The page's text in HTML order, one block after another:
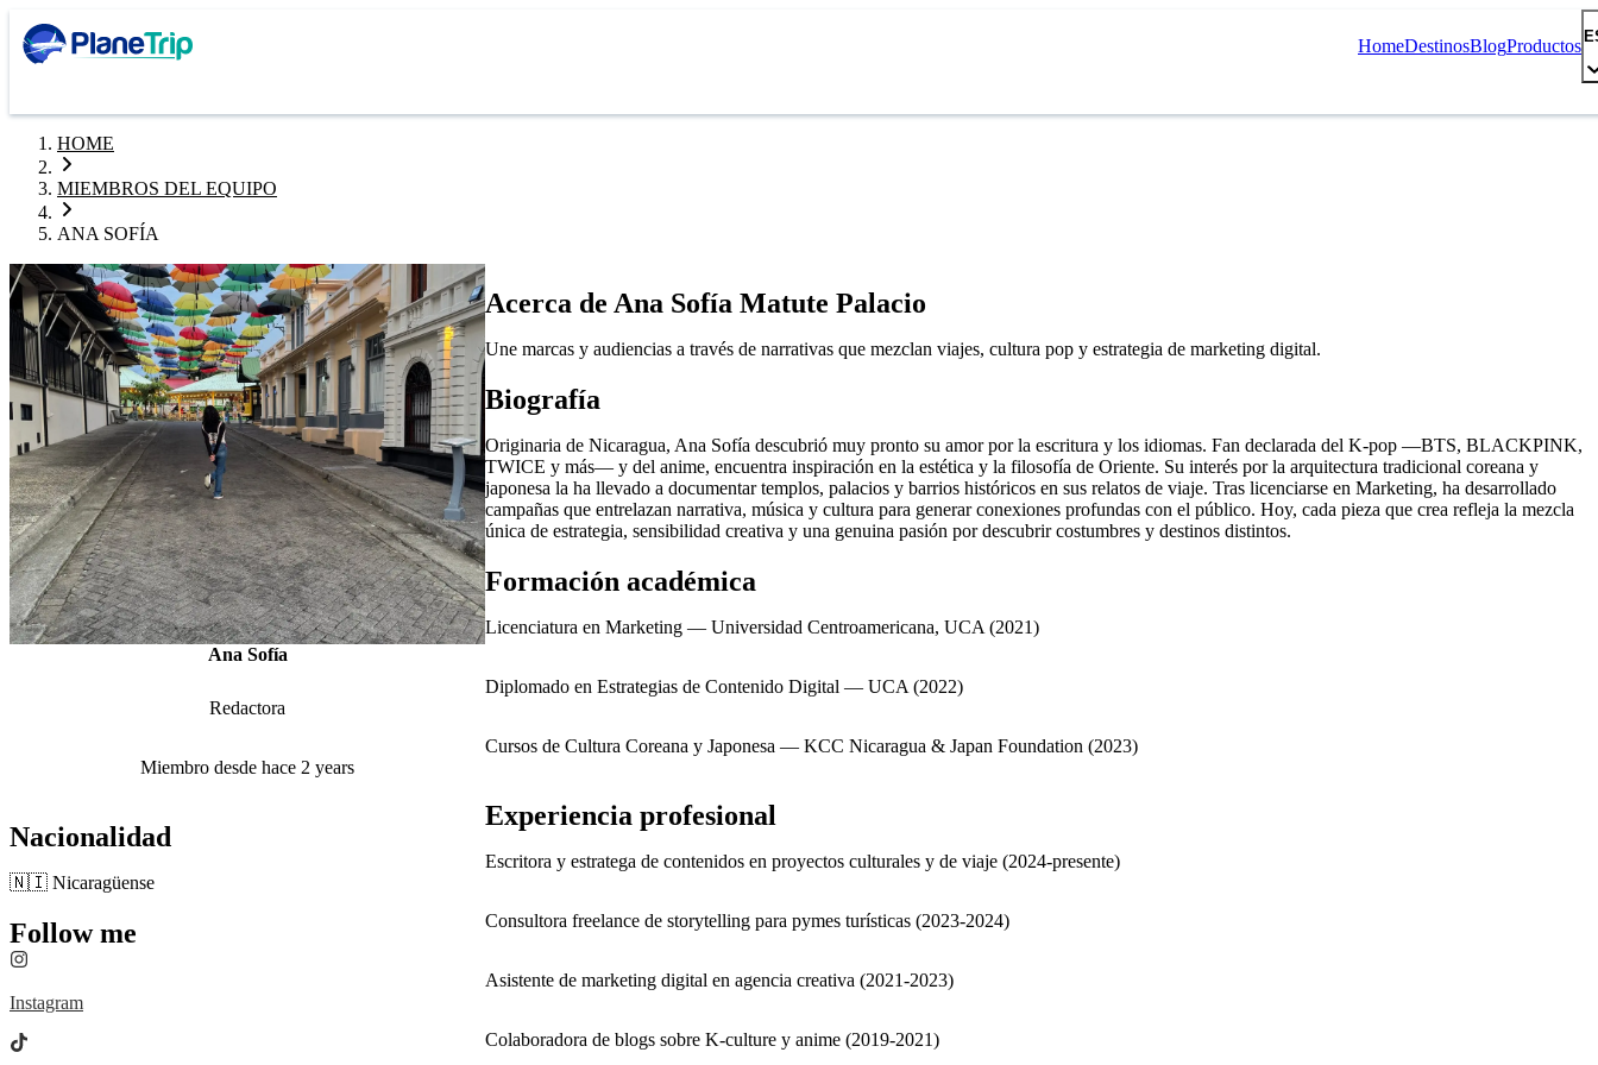
HomeDestinosBlogProductos
HOME
MIEMBROS DEL EQUIPO
ANA SOFÍA
Ana Sofía
Redactora
Miembro desde hace 2 years
Nacionalidad
🇳🇮 Nicaragüense
Follow me
Instagram
Acerca de Ana Sofía Matute Palacio
Une marcas y audiencias a través de narrativas que mezclan viajes, cultura pop y estrategia de marketing digital.
Biografía
Originaria de Nicaragua, Ana Sofía descubrió muy pronto su amor por la escritura y los idiomas. Fan declarada del K-pop —BTS, BLACKPINK,
TWICE y más— y del anime, encuentra inspiración en la estética y la filosofía de Oriente. Su interés por la arquitectura tradicional coreana y
japonesa la ha llevado a documentar templos, palacios y barrios históricos en sus relatos de viaje. Tras licenciarse en Marketing, ha desarrollado
campañas que entrelazan narrativa, música y cultura para generar conexiones profundas con el público. Hoy, cada pieza que crea refleja la mezcla
única de estrategia, sensibilidad creativa y una genuina pasión por descubrir costumbres y destinos distintos.
Formación académica
Licenciatura en Marketing — Universidad Centroamericana, UCA (2021)
Diplomado en Estrategias de Contenido Digital — UCA (2022)
Cursos de Cultura Coreana y Japonesa — KCC Nicaragua & Japan Foundation (2023)
Experiencia profesional
Escritora y estratega de contenidos en proyectos culturales y de viaje (2024-presente)
Consultora freelance de storytelling para pymes turísticas (2023-2024)
Asistente de marketing digital en agencia creativa (2021-2023)
Colaboradora de blogs sobre K-culture y anime (2019-2021)